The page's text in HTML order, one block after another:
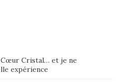
Cœur Cristal… et je ne
expérience